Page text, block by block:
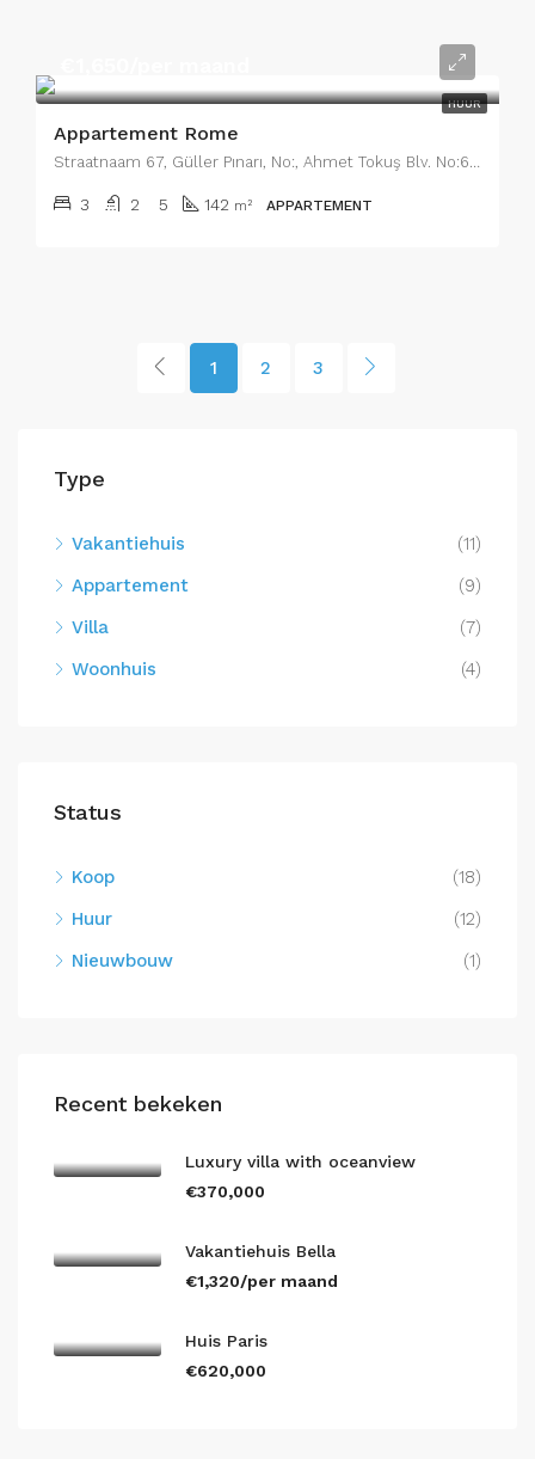
HUUR
Appartement Rome
Straatnaam 67, Güller Pınarı, No:, Ahmet Tokuş Blv. No:66, 07460 Alanya/Antalya, Turkije, Wijk 14
3 2 5 142 m² APPARTEMENT
1 2 3
Type
Vakantiehuis
(11)
Appartement
(9)
Villa
(7)
Woonhuis
(4)
Status
Koop
(18)
Huur
(12)
Nieuwbouw
(1)
Recent bekeken
Luxury villa with oceanview
€370,000
Vakantiehuis Bella
€1,320/per maand
Huis Paris
€620,000